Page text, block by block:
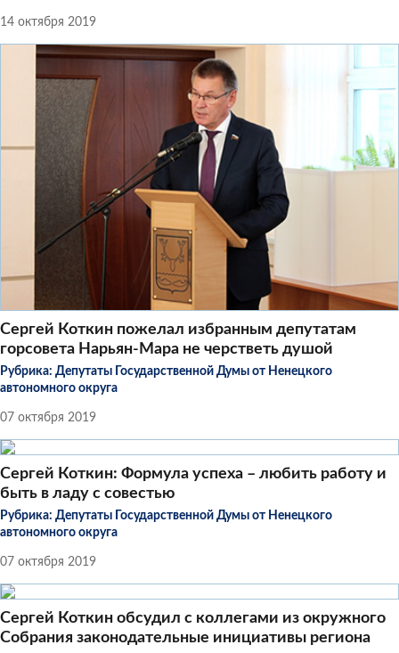
14 октября 2019
Сергей Коткин пожелал избранным депутатам
горсовета Нарьян-Мара не черстветь душой
Рубрика: Депутаты Государственной Думы от Ненецкого
автономного округа
07 октября 2019
Сергей Коткин: Формула успеха – любить работу и
быть в ладу с совестью
Рубрика: Депутаты Государственной Думы от Ненецкого
автономного округа
07 октября 2019
Сергей Коткин обсудил с коллегами из окружного
Собрания законодательные инициативы региона